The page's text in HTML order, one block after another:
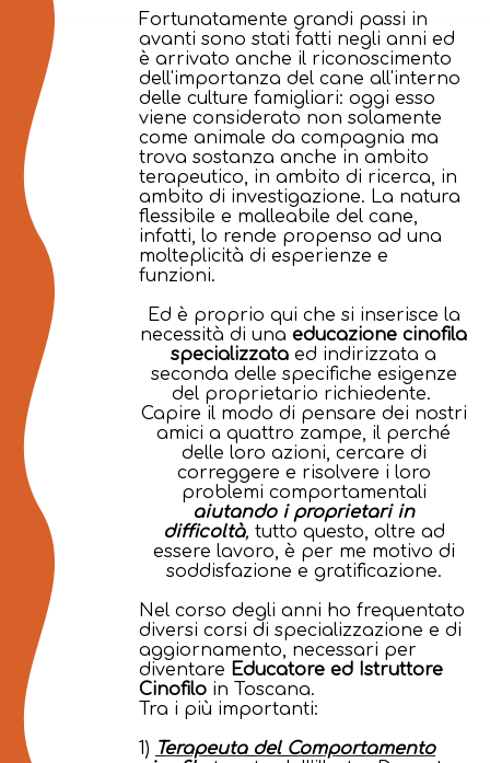
Fortunatamente grandi passi in
avanti sono stati fatti negli anni ed
è arrivato anche il riconoscimento
dell'importanza del cane all'interno
delle culture famigliari: oggi esso
viene considerato non solamente
come animale da compagnia ma
trova sostanza anche in ambito
terapeutico, in ambito di ricerca, in
ambito di investigazione. La natura
flessibile e malleabile del cane,
infatti, lo rende propenso ad una
molteplicità di esperienze e
funzioni.
Ed è proprio qui che si inserisce la
necessità di una educazione cinofila
specializzata ed indirizzata a
seconda delle specifiche esigenze
del proprietario richiedente.
Capire il modo di pensare dei nostri
amici a quattro zampe, il perché
delle loro azioni, cercare di
correggere e risolvere i loro
problemi comportamentali
aiutando i proprietari in
difficoltà, tutto questo, oltre ad
essere lavoro, è per me motivo di
soddisfazione e gratificazione.
Nel corso degli anni ho frequentato
diversi corsi di specializzazione e di
aggiornamento, necessari per
diventare Educatore ed Istruttore
Cinofilo in Toscana.
Tra i più importanti:
1) Terapeuta del Comportamento